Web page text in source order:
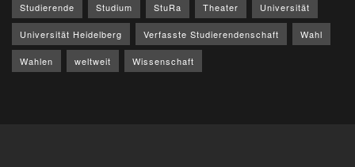
Studierende Studium StuRa Theater Universität
Universität Heidelberg Verfasste Studierendenschaft Wahl
Wahlen weltweit Wissenschaft